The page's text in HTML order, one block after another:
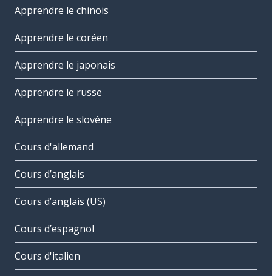
Apprendre le chinois
Apprendre le coréen
Apprendre le japonais
Apprendre le russe
Apprendre le slovène
Cours d'allemand
Cours d’anglais
Cours d’anglais (US)
Cours d’espagnol
Cours d'italien